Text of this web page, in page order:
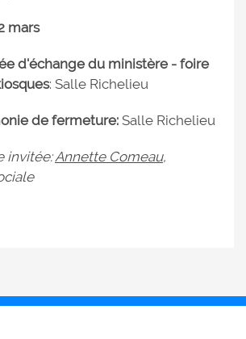
mars
d'échange du ministère - foire
: Salle Richelieu
de fermeture: Salle Richelieu
invitée:Annette Comeau,